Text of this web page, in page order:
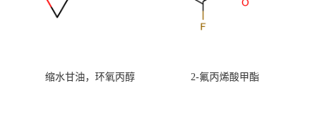
缩水甘油，环氧丙醇 2-氟丙烯酸甲酯